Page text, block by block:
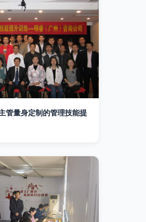
管量身定制的管理技能提